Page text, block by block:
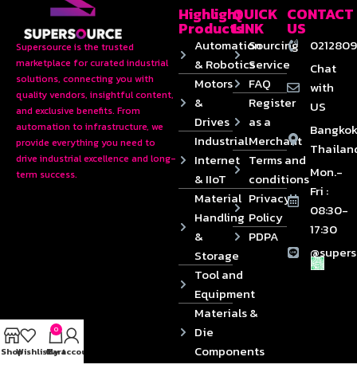
Supersource is the trusted
marketplace for curated industrial
solutions, connecting you with
quality vendors, insightful content,
and exclusive benefits. From
automation to infrastructure, we
provide everything you need to
drive industrial excellence and long-
term success.
Highlight
Products
Automation
& Robotics
Motors
&
Drives
Industrial
Internet
& IIoT
Material
Handling
&
Storage
Tool and
Equipment
Materials &
Die
Components
QUICK
LINK
Sourcing
Service
FAQ
Register
as a
Merchant
Terms and
conditions
Privacy
Policy
PDPA
CONTACT
US
Chat
with
US
Mon.-
Fri :
08:30-
17:30
ShopWishlist
0
Cart
My account